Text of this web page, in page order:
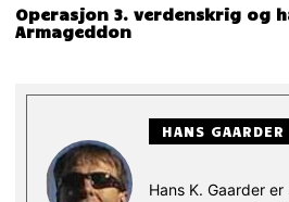
Operasjon 3. verdenskrig og
Armageddon
HANS GAARDER
Hans K. Gaarder